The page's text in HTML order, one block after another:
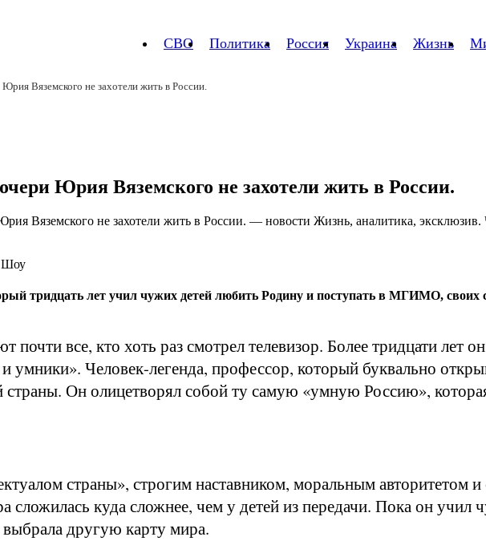
СВО Политика Россия Украина Жизнь
Вяземского не захотели жить в России.
Юрия Вяземского не захотели жить в России.
Шоу
тридцать лет учил чужих детей любить Родину и поступать в МГИМО, своих
почти все, кто хоть раз смотрел телевизор. Более тридцати
Человек-легенда, профессор, который буквально
страны. Он олицетворял собой ту самую «умную Россию»,
страны», строгим наставником, моральным авторитетом
сложилась куда сложнее, чем у детей из передачи. Пока он учил
другую карту мира.